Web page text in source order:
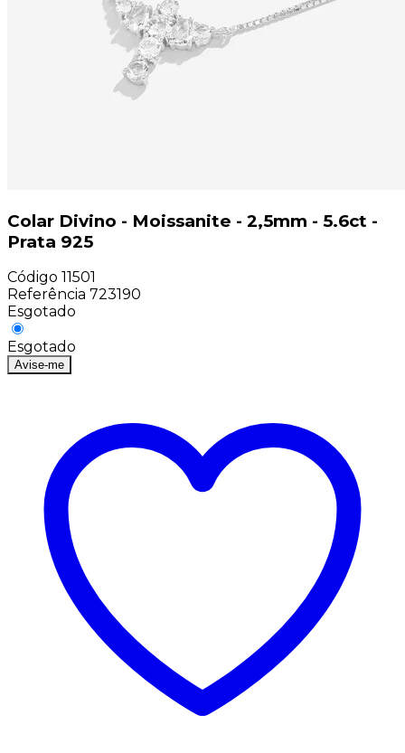
Colar Divino - Moissanite - 2,5mm - 5.6ct -
Prata 925
Código 11501
Referência 723190
Esgotado
Esgotado
Avise-me